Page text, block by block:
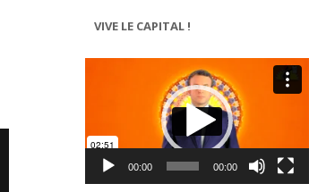
VIVE LE CAPITAL !
Lecteur
00:00 00:00